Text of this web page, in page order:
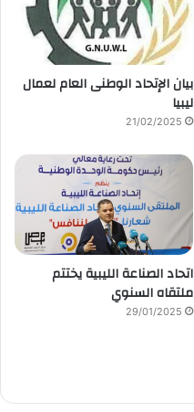
بيان الإتحاد الوطنى العام لعمال
ليبيا
21/02/2025
اتحاد الصناعة الليبية يختتم
ملتقاه السنوي
29/01/2025